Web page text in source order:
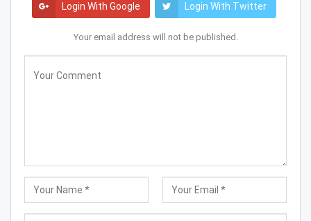
Login With Google Login With Twitter
Your email address will not be published.